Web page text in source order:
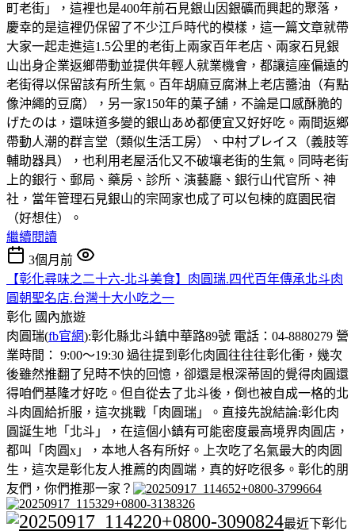
町老街」，這裡也是400年前石見銀山因銀礦而興起的聚落，
慶幸的是這裡仍保留了不少江戶時代的模樣，這一篇文章就帶
大家一起走進這1.5公里的老街上兩家百年老店、兩家石見銀
山出身企業返鄉帶動並提供年輕人就業機會，都讓這座偏遠的
老街得以保留該有所生氣。百年胡麻豆腐淋上老店醬油（有點
像沖繩的豆腐），另一家150年的菓子舖，不論是口感酥脆的
げたのは，還味道多變的銀山あめ都便宜又好好吃。兩間返鄉
帶動人潮的群言堂（類似生活工房）、中村プレイス（義肢等
輔助器具），也利用老屋活化又不破壤老街的生氣。同時老街
上的銀行、郵局、藥房、診所、演藝廳、銀行山代官所、神
社，當年管理石見銀山的宗岡家也成了可以包楝的庭園民宿
（好想住）。
繼續閱讀
3個月前
【彰化尋味之二十六-北斗美食】肉圓瑞.四代百年傳承北斗肉
圓朝聖名店.台灣十大小吃之一
彰化 國內旅遊
肉圓瑞(fb官網):彰化縣北斗鎮中華路89號 電話：04-8880279 營
業時間： 9:00～19:30 過往提到彰化肉圓往往往彰化衝，幾次
後雖然推翻了兒時不快的回憶，卻還是根深蒂固的覺得肉圓還
得咱們基隆才好吃。但自從去了北斗後，倒也被自成一格的北
斗肉圓給折服，這次挑戰「肉圓瑞」。直接先說結論:彰化肉
圓誕生地「北斗」，在這個小鎮有可能密度最高境界肉圓店，
都叫「肉圓x」，本地人各有所好。上次吃了名氣最大的肉圆
生，這次是彰化友人推薦的肉圓端，真的好吃很多。彰化的朋
友們，你們推那一家？
最近下彰化